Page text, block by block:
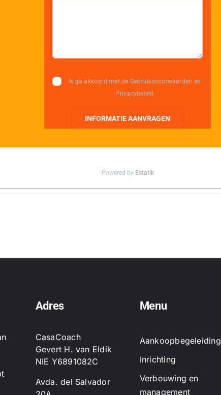
Ik ga akkoord met de Gebruiksvoorwaarden en
Privacybeleid
INFORMATIE AANVRAGEN
Powered by Estatik
Adres
CasaCoach
Gevert H. van Eldik
NIE Y6891082C
Avda. del Salvador
Menu
Aankoopbegeleiding
Inrichting
Verbouwing en
management